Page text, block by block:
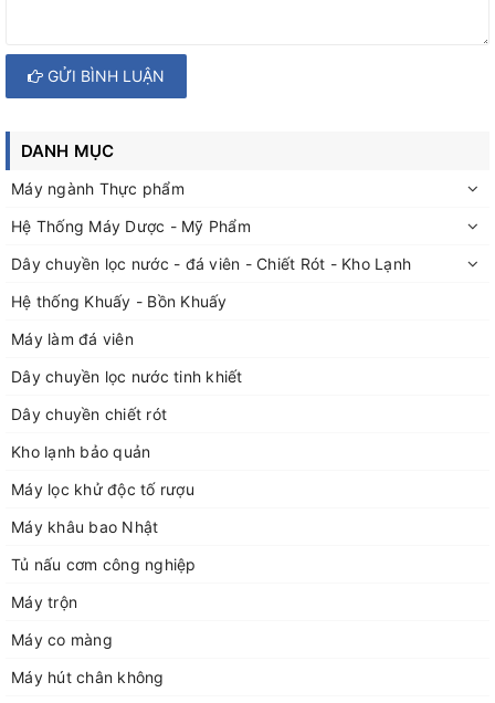
GỬI BÌNH LUẬN
DANH MỤC
Máy ngành Thực phẩm
Hệ Thống Máy Dược - Mỹ Phẩm
Dây chuyền lọc nước - đá viên - Chiết Rót - Kho Lạnh
Hệ thống Khuấy - Bồn Khuấy
Máy làm đá viên
Dây chuyền lọc nước tinh khiết
Dây chuyền chiết rót
Kho lạnh bảo quản
Máy lọc khử độc tố rượu
Máy khâu bao Nhật
Tủ nấu cơm công nghiệp
Máy trộn
Máy co màng
Máy hút chân không